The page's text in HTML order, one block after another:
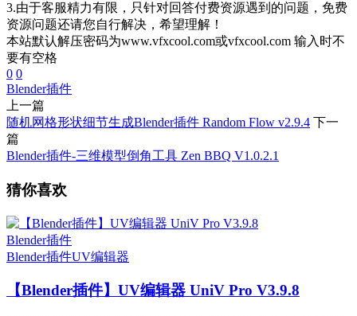
3.由于客服精力有限，只针对回答付费资源遇到的问题，免费
资源问题还请您自行解决，希望理解！
本站默认解压密码为www.vfxcool.com或vfxcool.com 输入时不
要有空格
0 0
Blender插件
上一篇
随机网格形状细节生成Blender插件 Random Flow v2.9.4 下一
篇
Blender插件-三维模型倒角工具 Zen BBQ V1.0.2.1
猜你喜欢
Blender插件
Blender插件UV编辑器
【Blender插件】UV编辑器 UniV Pro V3.9.8